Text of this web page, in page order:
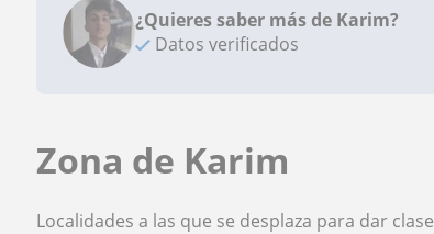
¿Quieres saber más de Karim?
Datos verificados
Zona de Karim
Localidades a las que se desplaza para dar clase